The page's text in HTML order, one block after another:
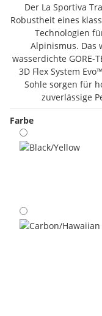
Der La Sportiva
Robustheit eines
Technologien
Alpinismus. Das
wasserdichte GORE-
3D Flex System
Sohle sorgen für
zuverlässige
Farbe
Black/Yellow